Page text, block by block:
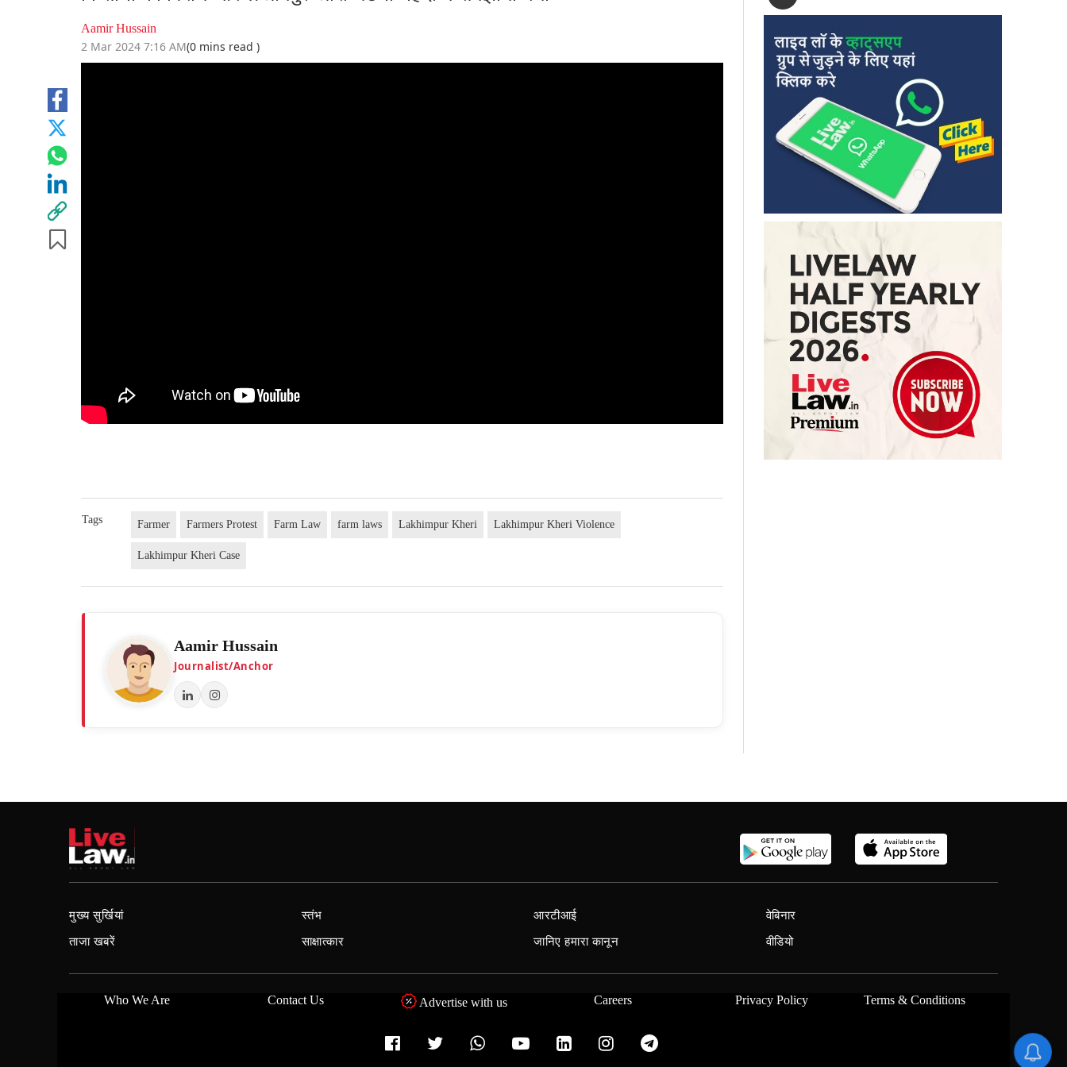
Aamir Hussain
2 Mar 2024 7:16 AM(0 mins read )
Tags Farmer Farmers Protest Farm Law farm laws Lakhimpur Kheri Lakhimpur Kheri Violence
Lakhimpur Kheri Case
Aamir Hussain
Journalist/Anchor
मुख्य सुर्खियां
ताजा खबरें
स्तंभ
साक्षात्कार
आरटीआई
जानिए हमारा कानून
वेबिनार
वीडियो
Who We Are Contact Us Advertise with us Careers Privacy Policy Terms & Conditions